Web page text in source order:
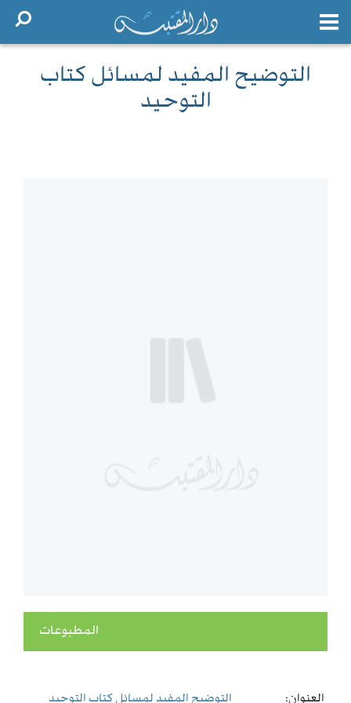
التوضيح المفيد لمسائل كتاب
التوحيد
المطبوعات
العنوان: التوضيح المفيد لمسائل كتاب التوحيد